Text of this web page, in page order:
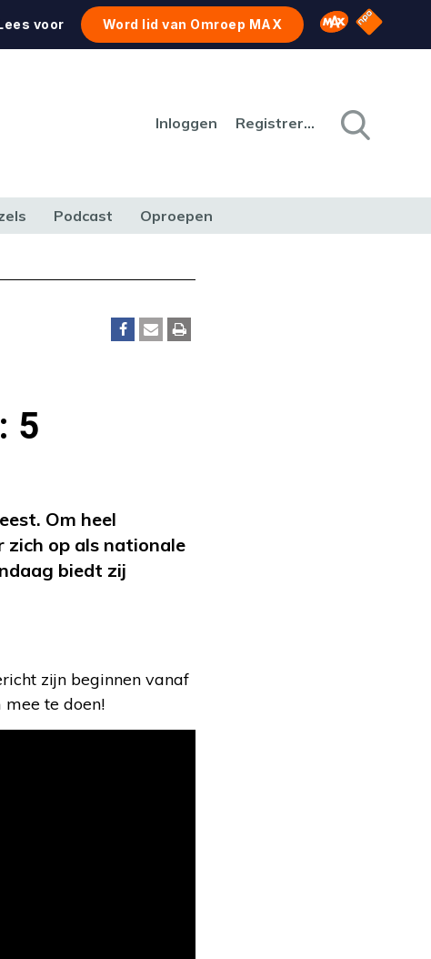
voor Word lid van Omroep MAX Omroep MAX
NPO
Inloggen Registreren
Podcast Oproepen
5
Om heel
op als nationale
biedt zij
zijn beginnen vanaf
te doen!